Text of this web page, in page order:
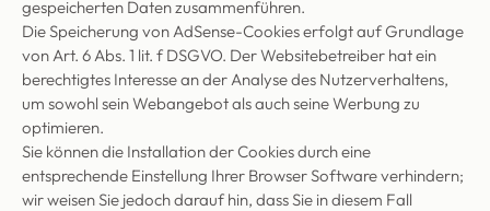
gespeicherten Daten zusammenführen.
Die Speicherung von AdSense-Cookies erfolgt auf Grundlage
von Art. 6 Abs. 1 lit. f DSGVO. Der Websitebetreiber hat ein
berechtigtes Interesse an der Analyse des Nutzerverhaltens,
um sowohl sein Webangebot als auch seine Werbung zu
optimieren.
Sie können die Installation der Cookies durch eine
entsprechende Einstellung Ihrer Browser Software verhindern;
wir weisen Sie jedoch darauf hin, dass Sie in diesem Fall